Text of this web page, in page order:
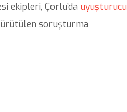
ekipleri, Çorlu’da uyuşturucu
soruşturma